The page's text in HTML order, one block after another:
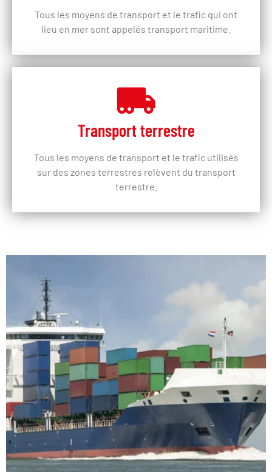
Tous les moyens de transport et le trafic qui ont
lieu en mer sont appelés transport maritime.
Transport terrestre
Tous les moyens de transport et le trafic utilisés
sur des zones terrestres relèvent du transport
terrestre.